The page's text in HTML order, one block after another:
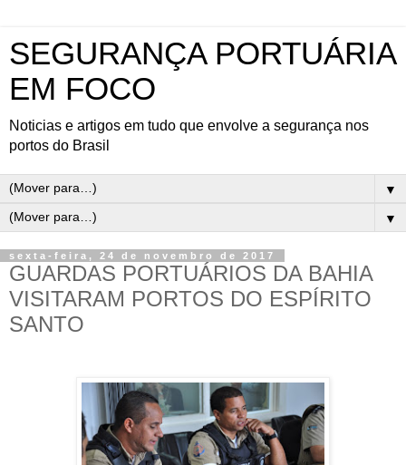
SEGURANÇA PORTUÁRIA
EM FOCO
Noticias e artigos em tudo que envolve a segurança nos
portos do Brasil
▼
▼
sexta-feira, 24 de novembro de 2017
GUARDAS PORTUÁRIOS DA BAHIA
VISITARAM PORTOS DO ESPÍRITO
SANTO